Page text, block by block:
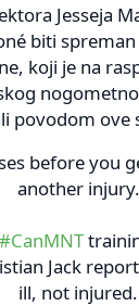
Jesseja
biti
koji je na
povodom ove
before you
another injury.
#CanMNT
Jack
ill, not injured.